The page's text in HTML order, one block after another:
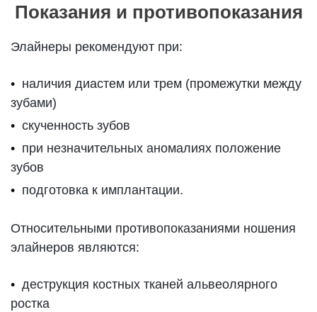
Показания и противопоказания
Элайнеры рекомендуют при:
наличия диастем или трем (промежутки между
зубами)
скученность зубов
при незначительных аномалиях положение
зубов
подготовка к имплантации.
Относительными противопоказаниями ношения
элайнеров являются:
деструкция костных тканей альвеолярного
ростка